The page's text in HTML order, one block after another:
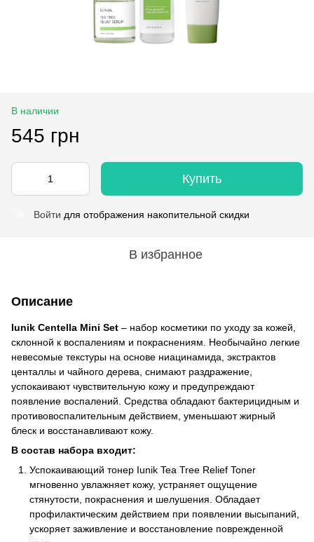
В наличии
545 грн
Купить
Войти для отображения накопительной скидки
В избранное
Описание
Iunik Centella Mini Set – набор косметики по уходу за кожей,
склонной к воспалениям и покраснениям. Необычайно легкие
невесомые текстуры на основе ниацинамида, экстрактов
центаллы и чайного дерева, снимают раздражение,
успокаивают чувствительную кожу и предупреждают
появление воспалений. Средства обладают бактерицидным и
противовоспалительным действием, уменьшают жирный
блеск и восстанавливают кожу.
В состав набора входит:
Успокаивающий тонер Iunik Tea Tree Relief Toner
мгновенно увлажняет кожу, устраняет ощущение
стянутости, покраснения и шелушения. Обладает
профилактическим действием при появлении высыпаний,
ускоряет заживление и восстановление поврежденной